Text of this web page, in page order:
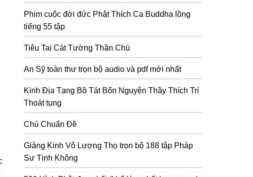
Phim cuộc đời đức Phật Thích Ca Buddha lồng
tiếng 55 tập
Tiêu Tai Cát Tường Thần Chú
An Sỹ toàn thư trọn bộ audio và pdf mới nhất
Kinh Địa Tạng Bồ Tát Bổn Nguyện Thầy Thích Trí
Thoát tụng
Chú Chuẩn Đề
Giảng Kinh Vô Lượng Thọ trọn bộ 188 tập Pháp
Sư Tịnh Không